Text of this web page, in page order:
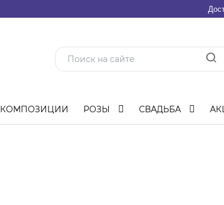
КОМПОЗИЦИИ РОЗЫ СВАДЬБА